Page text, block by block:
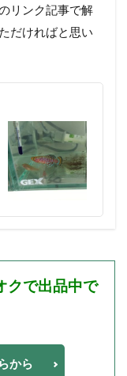
リンク記事で解
だければと思い
クで出品中で
から